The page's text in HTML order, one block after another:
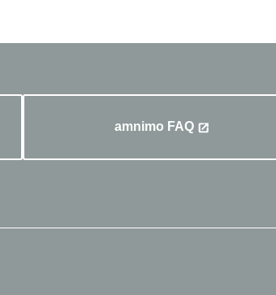
amnimo FAQ